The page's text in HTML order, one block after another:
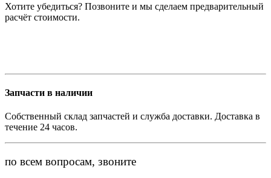
Хотите убедиться? Позвоните и мы сделаем предварительный
расчёт стоимости.
Запчасти в наличии
Собственный склад запчастей и служба доставки. Доставка в
течение 24 часов.
по всем вопросам, звоните